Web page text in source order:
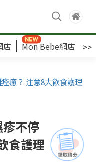
店 Mon Bebe網店 >>
癒？ 注意8大飲食護理
不停
食護理